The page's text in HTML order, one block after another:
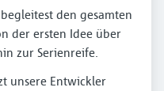
den gesamten
der ersten Idee über
zur Serienreife.
unsere Entwickler